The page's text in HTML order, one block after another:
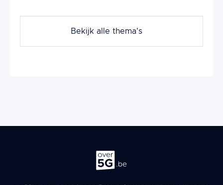
Bekijk alle thema's
Over 5G